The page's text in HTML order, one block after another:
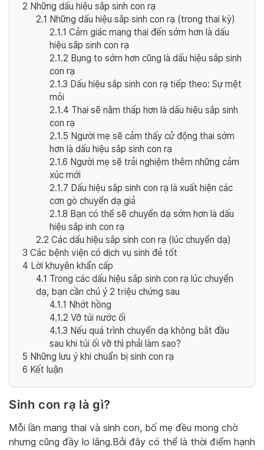
2 Những dấu hiệu sắp sinh con rạ
2.1 Những dấu hiệu sắp sinh con rạ (trong thai kỳ)
2.1.1 Cảm giác mang thai đến sớm hơn là dấu
hiệu sắp sinh con rạ
2.1.2 Bụng to sớm hơn cũng là dấu hiệu sắp sinh
con rạ
2.1.3 Dấu hiệu sắp sinh con rạ tiếp theo: Sự mệt
mỏi
2.1.4 Thai sẽ nằm thấp hơn là dấu hiệu sắp sinh
con rạ
2.1.5 Người mẹ sẽ cảm thấy cử động thai sớm
hơn là dấu hiệu sắp sinh con rạ
2.1.6 Người mẹ sẽ trải nghiệm thêm những cảm
xúc mới
2.1.7 Dấu hiệu sắp sinh con rạ là xuất hiện các
cơn gò chuyển dạ giả
2.1.8 Bạn có thể sẽ chuyển dạ sớm hơn là dấu
hiệu sắp inh con rạ
2.2 Các dấu hiệu sắp sinh con rạ (lúc chuyển dạ)
3 Các bệnh viện có dịch vụ sinh đẻ tốt
4 Lời khuyên khẩn cấp
4.1 Trong các dấu hiệu sắp sinh con rạ lúc chuyển
dạ, bạn cần chú ý 2 triệu chứng sau
4.1.1 Nhớt hồng
4.1.2 Vỡ túi nước ối
4.1.3 Nếu quá trình chuyển dạ không bắt đầu
sau khi túi ối vỡ thì phải làm sao?
5 Những lưu ý khi chuẩn bị sinh con rạ
6 Kết luận
Sinh con rạ là gì?
Mỗi lần mang thai và sinh con, bố mẹ đều mong chờ
nhưng cũng đầy lo lắng.Bởi đây có thể là thời điểm hạnh